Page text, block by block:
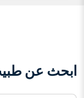
ابحث عن